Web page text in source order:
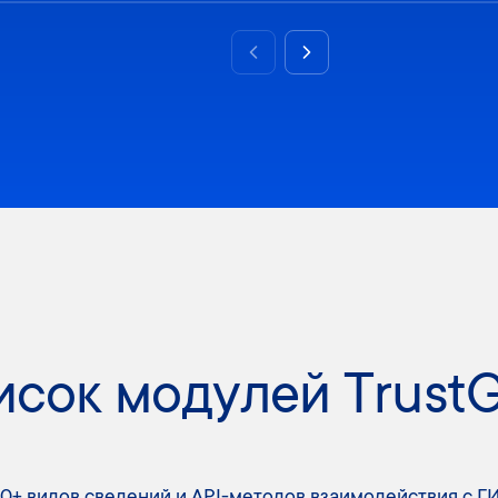
Previous slide
Next slide
модулей